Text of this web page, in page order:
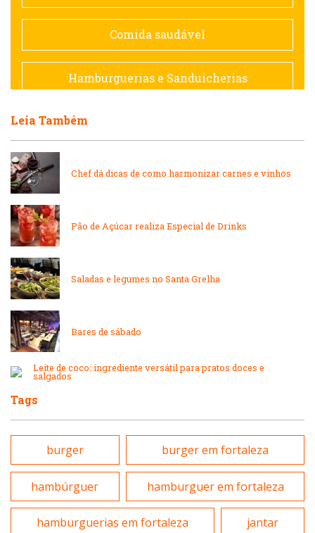
Espanhola
Francesa
Lanchonetes
Massas
Peixes e Frutos do Mar
Portuguesa
Self-service
Comida saudável
Hamburguerias e Sanduicherias
Pizzarias
Sobremesas e sorvetes
Variados
Leia Também
Chef dá dicas de como harmonizar carnes e vinhos
Pão de Açúcar realiza Especial de Drinks
Saladas e legumes no Santa Grelha
Bares de sábado
Leite de coco: ingrediente versátil para pratos doces e
salgados
Tags
burger burger em fortaleza
hambúrguer hamburguer em fortaleza
hamburguerias em fortaleza jantar